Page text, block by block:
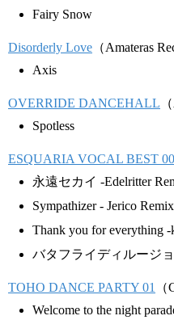
Fairy Snow
Disorderly Love （Amateras
Axis
OVERRIDE DANCEHALL
Spotless
ESQUARIA VOCAL BEST
永遠セカイ -Edelritter
Sympathizer - Jerico
Thank you for everything
バタフライディルージ
TOHO DANCE PARTY 01
Welcome to the night